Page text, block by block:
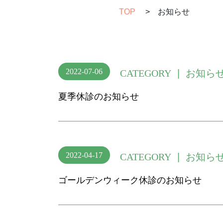
TOP > お知らせ
2022-07-06 CATEGORY | お知ら
夏季休診のお知らせ
2022-04-17 CATEGORY | お知ら
ゴールデンウィーク休診のお知らせ